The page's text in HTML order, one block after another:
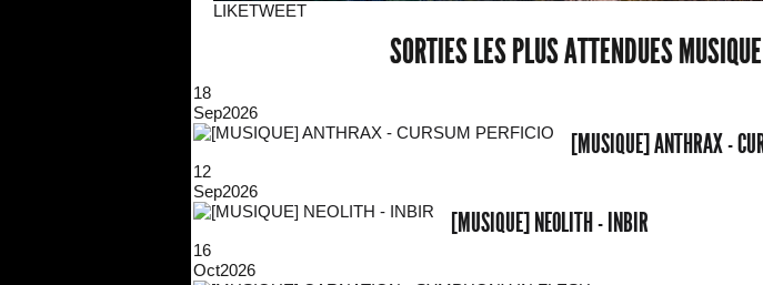
LIKETWEET
SORTIES LES PLUS ATTENDUES MUSIQUE
18
Sep2026
[MUSIQUE] ANTHRAX -
12
Sep2026
[MUSIQUE] NEOLITH - INBIR
16
Oct2026